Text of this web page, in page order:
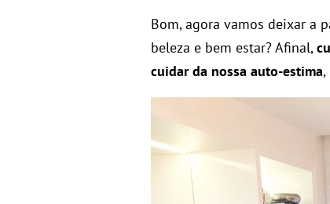
Bom, agora vamos deixar a
beleza e bem estar? Afinal,
cuidar da nossa auto-estima